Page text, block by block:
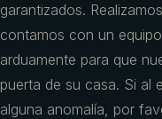
garantizados.
contamos con un
arduamente para que
puerta de su casa. Si al
alguna anomalía, por